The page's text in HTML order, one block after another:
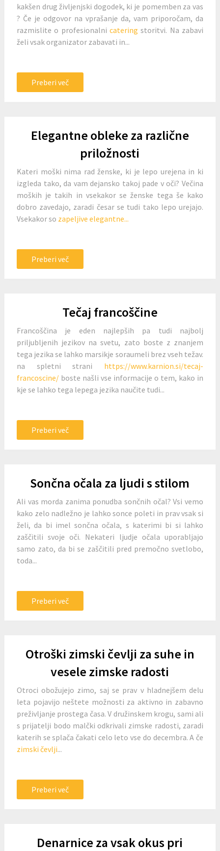
kakšen drug življenjski dogodek, ki je pomemben za vas
? Če je odgovor na vprašanje da, vam priporočam, da
razmislite o profesionalni catering storitvi. Na zabavi
želi vsak organizator zabavati in...
Preberi več
Elegantne obleke za različne
priložnosti
Kateri moški nima rad ženske, ki je lepo urejena in ki
izgleda tako, da vam dejansko takoj pade v oči? Večina
moških je takih in vsekakor se ženske tega še kako
dobro zavedajo, zaradi česar se tudi tako lepo urejajo.
Vsekakor so zapeljive elegantne...
Preberi več
Tečaj francoščine
Francoščina je eden najlepših pa tudi najbolj
priljubljenih jezikov na svetu, zato boste z znanjem
tega jezika se lahko marsikje soraumeli brez vseh težav.
na spletni strani https://www.karnion.si/tecaj-
francoscine/boste našli vse informacije o tem, kako in
kje se lahko tega lepega jezika naučite tudi...
Preberi več
Sončna očala za ljudi s stilom
Ali vas morda zanima ponudba sončnih očal? Vsi vemo
kako zelo nadležno je lahko sonce poleti in prav vsak si
želi, da bi imel sončna očala, s katerimi bi si lahko
zaščitili svoje oči. Nekateri ljudje očala uporabljajo
samo zato, da bi se zaščitili pred premočno svetlobo,
toda...
Preberi več
Otroški zimski čevlji za suhe in
vesele zimske radosti
Otroci obožujejo zimo, saj se prav v hladnejšem delu
leta pojavijo neštete možnosti za aktivno in zabavno
preživljanje prostega časa. V družinskem krogu, sami ali
s prijatelji bodo malčki odkrivali zimske radosti, zaradi
katerih se splača čakati celo leto vse do decembra. A če
zimski čevlji...
Preberi več
Denarnice za vsak okus pri